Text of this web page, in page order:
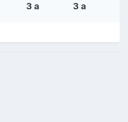
3 a 3 a